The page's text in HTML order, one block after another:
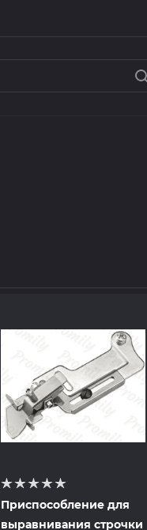
Приспособление для
выравнивания строчки